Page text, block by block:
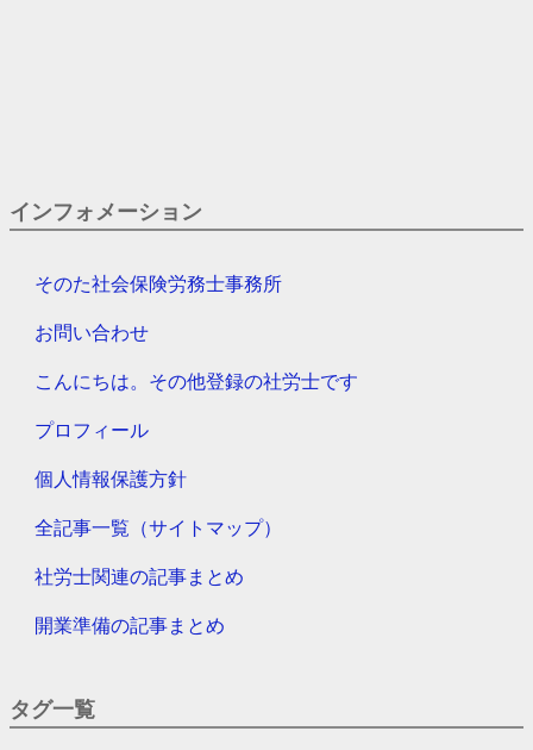
インフォメーション
そのた社会保険労務士事務所
お問い合わせ
こんにちは。その他登録の社労士です
プロフィール
個人情報保護方針
全記事一覧（サイトマップ）
社労士関連の記事まとめ
開業準備の記事まとめ
タグ一覧